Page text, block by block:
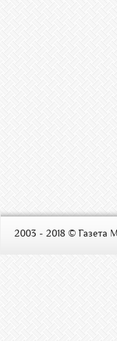
2003 - 2018 © Газета